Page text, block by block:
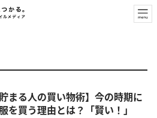
貯まる人の買い物術】今の時期に
を買う理由とは？「賢い！」